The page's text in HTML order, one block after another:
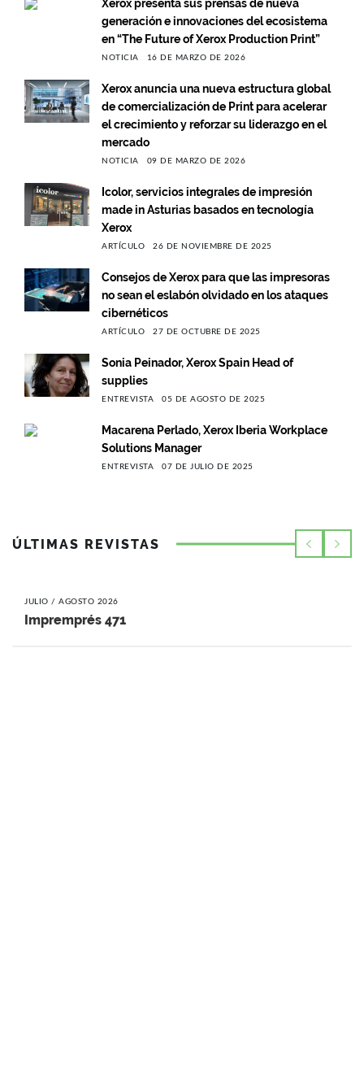
Xerox presenta sus prensas de nueva
generación e innovaciones del ecosistema
en “The Future of Xerox Production Print”
NOTICIA 16 DE MARZO DE 2026
Xerox anuncia una nueva estructura global
de comercialización de Print para acelerar
el crecimiento y reforzar su liderazgo en el
mercado
NOTICIA 09 DE MARZO DE 2026
Icolor, servicios integrales de impresión
made in Asturias basados en tecnología
Xerox
ARTÍCULO 26 DE NOVIEMBRE DE 2025
Consejos de Xerox para que las impresoras
no sean el eslabón olvidado en los ataques
cibernéticos
ARTÍCULO 27 DE OCTUBRE DE 2025
Sonia Peinador, Xerox Spain Head of
supplies
ENTREVISTA 05 DE AGOSTO DE 2025
Macarena Perlado, Xerox Iberia Workplace
Solutions Manager
ENTREVISTA 07 DE JULIO DE 2025
ÚLTIMAS REVISTAS
JULIO / AGOSTO 2026
Impremprés 471